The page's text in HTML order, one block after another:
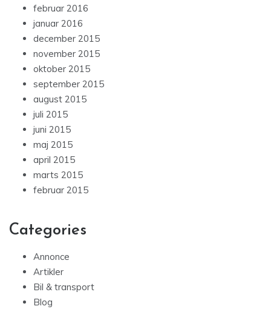
februar 2016
januar 2016
december 2015
november 2015
oktober 2015
september 2015
august 2015
juli 2015
juni 2015
maj 2015
april 2015
marts 2015
februar 2015
Categories
Annonce
Artikler
Bil & transport
Blog